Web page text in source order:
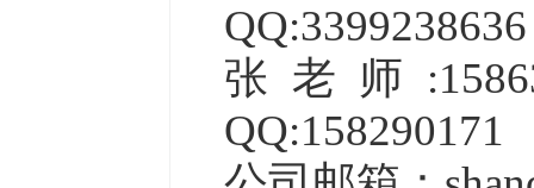
QQ:3399238636
张老师
QQ:158290171